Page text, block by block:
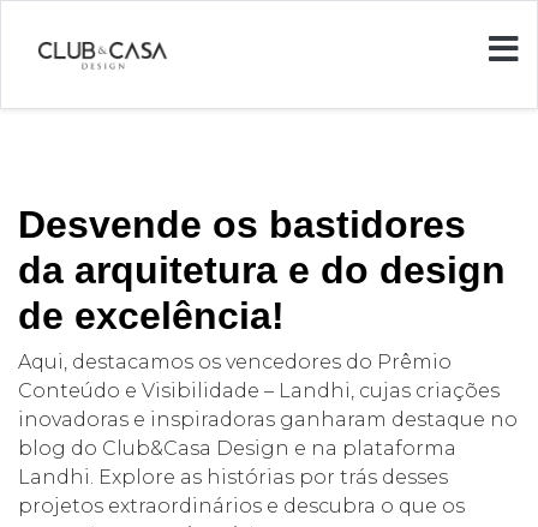
Desvende os bastidores
da arquitetura e do design
de excelência!
Aqui, destacamos os vencedores do Prêmio
Conteúdo e Visibilidade – Landhi, cujas criações
inovadoras e inspiradoras ganharam destaque no
blog do Club&Casa Design e na plataforma
Landhi. Explore as histórias por trás desses
projetos extraordinários e descubra o que os